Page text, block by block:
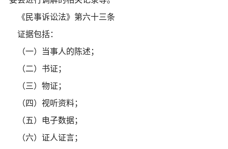
《民事诉讼法》第六十三条
证据包括：
（一）当事人的陈述；
（二）书证；
（三）物证；
（四）视听资料；
（五）电子数据；
（六）证人证言；